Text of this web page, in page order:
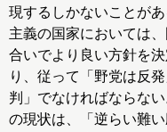
現するしかないことが
主義の国家においては
合いでより良い方針を
り、従って「野党は反
判」でなければならな
の現状は、「逆らい難